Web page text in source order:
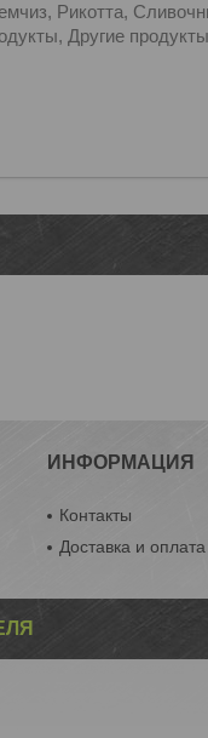
Рикотта,
Другие
ИНФОРМАЦИЯ
Контакты
Доставка и оплата